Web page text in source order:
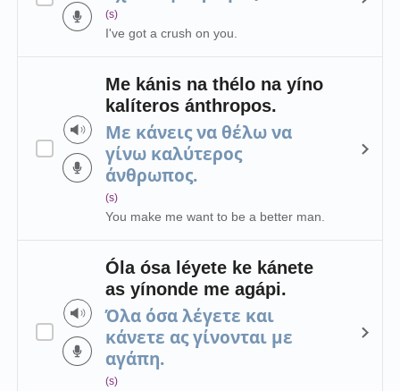
(s)
I've got a crush on you.
Me kánis na thélo na yíno
kalíteros ánthropos.
Με κάνεις να θέλω να
γίνω καλύτερος
άνθρωπος.
(s)
You make me want to be a better man.
Óla ósa léyete ke kánete
as yínonde me agápi.
Όλα όσα λέγετε και
κάνετε ας γίνονται με
αγάπη.
(s)